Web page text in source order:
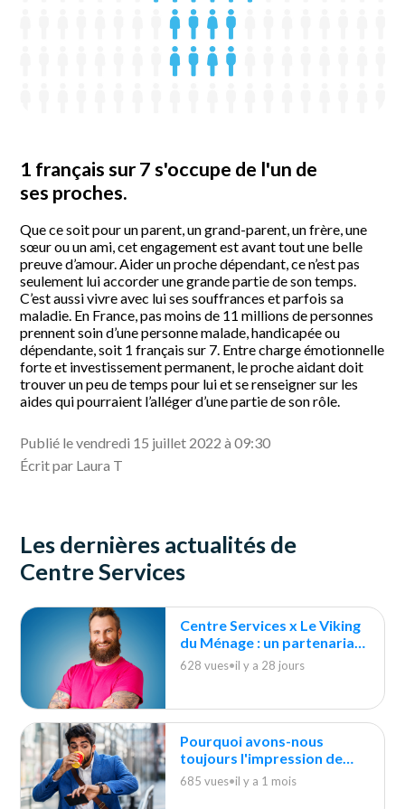
1 français sur 7 s'occupe de l'un de
ses proches.
Que ce soit pour un parent, un grand-parent, un frère, une
sœur ou un ami, cet engagement est avant tout une belle
preuve d’amour. Aider un proche dépendant, ce n’est pas
seulement lui accorder une grande partie de son temps.
C’est aussi vivre avec lui ses souffrances et parfois sa
maladie. En France, pas moins de 11 millions de personnes
prennent soin d’une personne malade, handicapée ou
dépendante, soit 1 français sur 7. Entre charge émotionnelle
forte et investissement permanent, le proche aidant doit
trouver un peu de temps pour lui et se renseigner sur les
aides qui pourraient l’alléger d’une partie de son rôle.
Publié le vendredi 15 juillet 2022 à 09:30
Écrit par Laura T
Les dernières actualités de
Centre Services
Centre Services x Le Viking
du Ménage : un partenariat
durable
628 vues•il y a 28 jours
Pourquoi avons-nous
toujours l'impression de
courir après le ménage ?
685 vues•il y a 1 mois